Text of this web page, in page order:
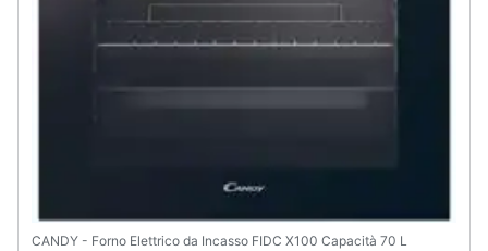
CANDY - Forno Elettrico da Incasso FIDC X100 Capacità 70 L